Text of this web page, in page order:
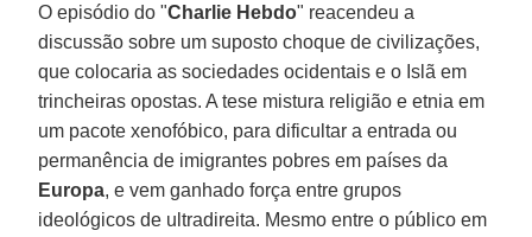
O episódio do "Charlie Hebdo" reacendeu a
discussão sobre um suposto choque de civilizações,
que colocaria as sociedades ocidentais e o Islã em
trincheiras opostas. A tese mistura religião e etnia em
um pacote xenofóbico, para dificultar a entrada ou
permanência de imigrantes pobres em países da
Europa, e vem ganhado força entre grupos
ideológicos de ultradireita. Mesmo entre o público em